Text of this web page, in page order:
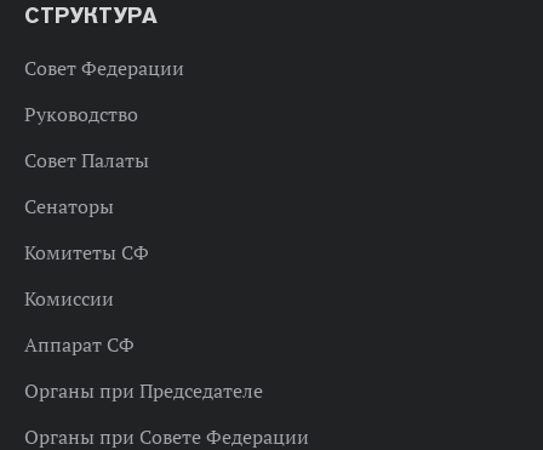
СТРУКТУРА
Совет Федерации
Руководство
Совет Палаты
Сенаторы
Комитеты СФ
Комиссии
Аппарат СФ
Органы при Председателе
Органы при Совете Федерации